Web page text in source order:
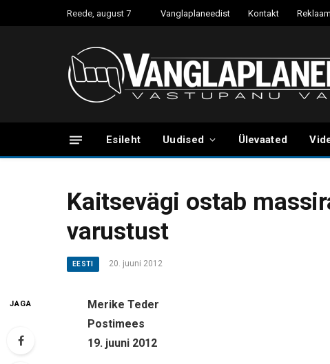
Reede, august 7 Vanglaplaneedist Kontakt Reklaam
Esileht Uudised Ülevaated
Kaitsevägi ostab
varustust
EESTI 20. juuni 2012
JAGA
Merike Teder
Postimees
19. juuni 2012